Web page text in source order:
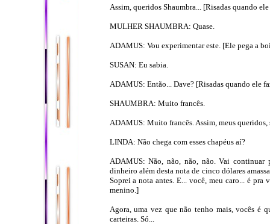
Assim, queridos Shaumbra... [Risadas quando
MULHER SHAUMBRA: Quase.
ADAMUS: Vou experimentar este. [Ele pega a
SUSAN: Eu sabia.
ADAMUS: Então... Dave? [Risadas quando ele
SHAUMBRA: Muito francês.
ADAMUS: Muito francês. Assim, meus
LINDA: Não chega com esses chapéus aí?
ADAMUS: Não, não, não, não. Vai
dinheiro além desta nota de cinco dólares
Soprei a nota antes. E... você, meu caro... é
menino.]
Agora, uma vez que não tenho mais, vocês é
carteiras. Só...